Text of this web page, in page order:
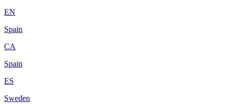
EN
Spain
CA
Spain
ES
Sweden